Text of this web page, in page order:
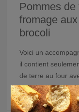
Pommes
fromage
brocoli
Voici un
il contient
de terre au four
brocoli.